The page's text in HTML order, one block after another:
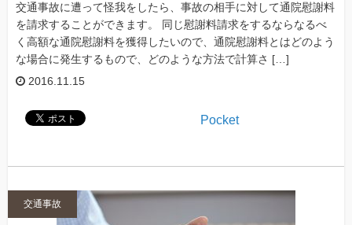
交通事故に遭って怪我をしたら、事故の相手に対して通院慰謝料
を請求することができます。 同じ慰謝料請求をするならなるべ
く高額な通院慰謝料を獲得したいので、通院慰謝料とはどのよう
な場合に発生するもので、どのような方法で計算さ […]
2016.11.15
Pocket
交通事故